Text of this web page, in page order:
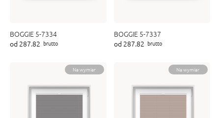
BOGGIE 5-7334
od 287.82 brutto
BOGGIE 5-7337
od 287.82 brutto
Na wymiar Na wymiar